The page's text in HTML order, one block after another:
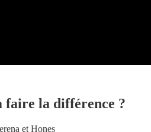
faire la différence ?
et Hones